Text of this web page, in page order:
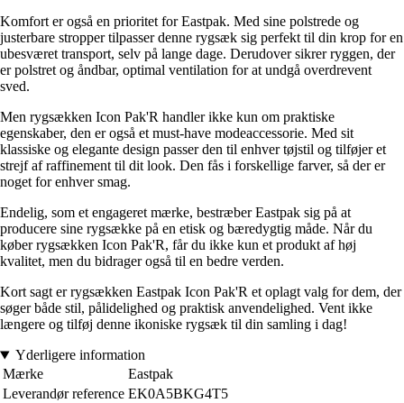
Komfort er også en prioritet for Eastpak. Med sine polstrede og
justerbare stropper tilpasser denne rygsæk sig perfekt til din krop for en
ubesværet transport, selv på lange dage. Derudover sikrer ryggen, der
er polstret og åndbar, optimal ventilation for at undgå overdrevent
sved.
Men rygsækken Icon Pak'R handler ikke kun om praktiske
egenskaber, den er også et must-have modeaccessorie. Med sit
klassiske og elegante design passer den til enhver tøjstil og tilføjer et
strejf af raffinement til dit look. Den fås i forskellige farver, så der er
noget for enhver smag.
Endelig, som et engageret mærke, bestræber Eastpak sig på at
producere sine rygsække på en etisk og bæredygtig måde. Når du
køber rygsækken Icon Pak'R, får du ikke kun et produkt af høj
kvalitet, men du bidrager også til en bedre verden.
Kort sagt er rygsækken Eastpak Icon Pak'R et oplagt valg for dem, der
søger både stil, pålidelighed og praktisk anvendelighed. Vent ikke
længere og tilføj denne ikoniske rygsæk til din samling i dag!
Yderligere information
Mærke
Eastpak
Leverandør reference EK0A5BKG4T5